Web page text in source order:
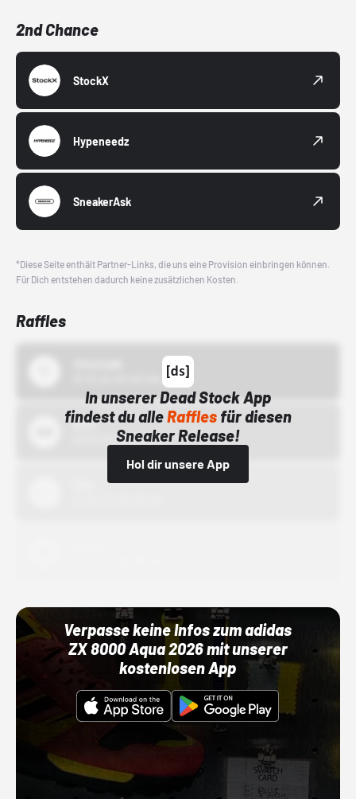
2nd Chance
StockX
Hypeneedz
SneakerAsk
*Diese Seite enthält Partner-Links, die uns eine Provision einbringen können.
Für Dich entstehen dadurch keine zusätzlichen Kosten.
Raffles
In unserer Dead Stock App
findest du alleRafflesfür diesen
Sneaker Release!
Hol dir unsere App
Bstn
01.10.22 00:00 Uhr
Verpasse keine Infos zum adidas
ZX 8000 Aqua 2026 mit unserer
kostenlosen App